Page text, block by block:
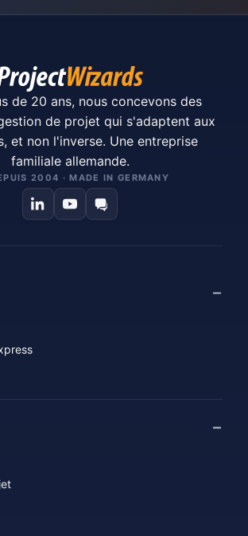
de 20 ans, nous concevons des
de projet qui s'adaptent aux
et non l'inverse. Une entreprise
familiale allemande.
2004 · MADE IN GERMANY